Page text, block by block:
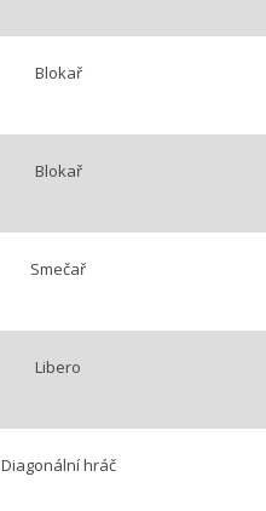
Blokař
Blokař
Smečař
Libero
Diagonální hráč